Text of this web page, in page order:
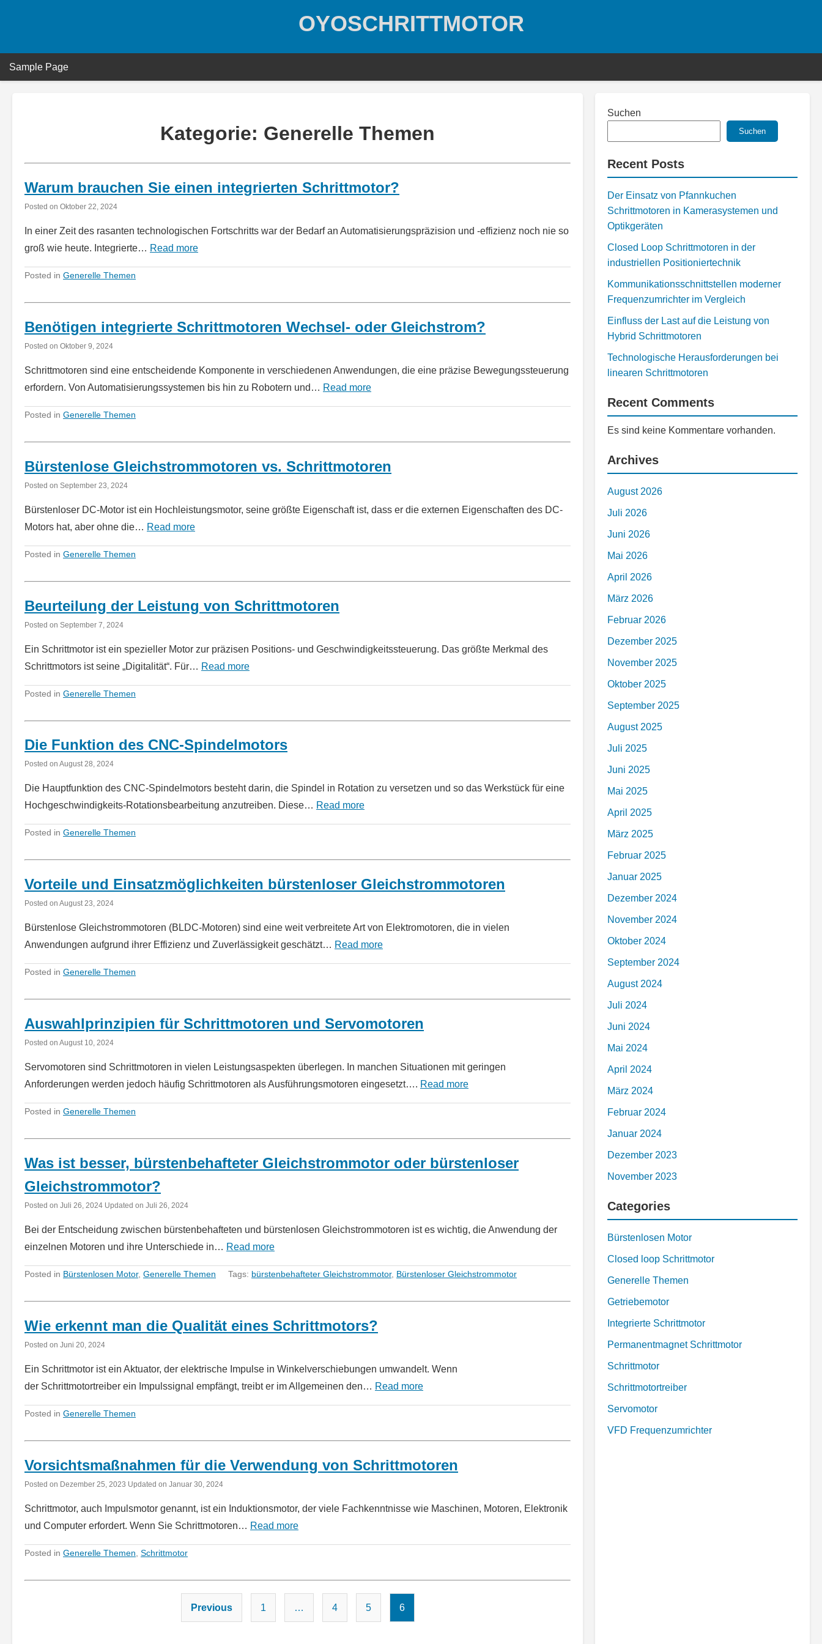
OYOSCHRITTMOTOR
Sample Page
Kategorie: Generelle Themen
Warum brauchen Sie einen integrierten Schrittmotor?
Posted on Oktober 22, 2024
In einer Zeit des rasanten technologischen Fortschritts war der Bedarf an Automatisierungspräzision und -effizienz noch nie so
groß wie heute. Integrierte… Read more
Posted in Generelle Themen
Benötigen integrierte Schrittmotoren Wechsel- oder Gleichstrom?
Posted on Oktober 9, 2024
Schrittmotoren sind eine entscheidende Komponente in verschiedenen Anwendungen, die eine präzise Bewegungssteuerung
erfordern. Von Automatisierungssystemen bis hin zu Robotern und… Read more
Posted in Generelle Themen
Bürstenlose Gleichstrommotoren vs. Schrittmotoren
Posted on September 23, 2024
Bürstenloser DC-Motor ist ein Hochleistungsmotor, seine größte Eigenschaft ist, dass er die externen Eigenschaften des DC-
Motors hat, aber ohne die… Read more
Posted in Generelle Themen
Beurteilung der Leistung von Schrittmotoren
Posted on September 7, 2024
Ein Schrittmotor ist ein spezieller Motor zur präzisen Positions- und Geschwindigkeitssteuerung. Das größte Merkmal des
Schrittmotors ist seine „Digitalität“. Für… Read more
Posted in Generelle Themen
Die Funktion des CNC-Spindelmotors
Posted on August 28, 2024
Die Hauptfunktion des CNC-Spindelmotors besteht darin, die Spindel in Rotation zu versetzen und so das Werkstück für eine
Hochgeschwindigkeits-Rotationsbearbeitung anzutreiben. ‌Diese… Read more
Posted in Generelle Themen
Vorteile und Einsatzmöglichkeiten bürstenloser Gleichstrommotoren
Posted on August 23, 2024
Bürstenlose Gleichstrommotoren (BLDC-Motoren) sind eine weit verbreitete Art von Elektromotoren, die in vielen
Anwendungen aufgrund ihrer Effizienz und Zuverlässigkeit geschätzt… Read more
Posted in Generelle Themen
Auswahlprinzipien für Schrittmotoren und Servomotoren
Posted on August 10, 2024
Servomotoren sind Schrittmotoren in vielen Leistungsaspekten überlegen. In manchen Situationen mit geringen
Anforderungen werden jedoch häufig Schrittmotoren als Ausführungsmotoren eingesetzt…. Read more
Posted in Generelle Themen
Was ist besser, bürstenbehafteter Gleichstrommotor oder bürstenloser
Gleichstrommotor?
Posted on Juli 26, 2024 Updated on Juli 26, 2024
Bei der Entscheidung zwischen bürstenbehafteten und bürstenlosen Gleichstrommotoren ist es wichtig, die Anwendung der
einzelnen Motoren und ihre Unterschiede in… Read more
Posted in Bürstenlosen Motor, Generelle Themen Tags: bürstenbehafteter Gleichstrommotor, Bürstenloser Gleichstrommotor
Wie erkennt man die Qualität eines Schrittmotors?
Posted on Juni 20, 2024
Ein Schrittmotor ist ein Aktuator, der elektrische Impulse in Winkelverschiebungen umwandelt. Wenn
der Schrittmotortreiber ein Impulssignal empfängt, treibt er im Allgemeinen den… Read more
Posted in Generelle Themen
Vorsichtsmaßnahmen für die Verwendung von Schrittmotoren
Posted on Dezember 25, 2023 Updated on Januar 30, 2024
Schrittmotor, auch Impulsmotor genannt, ist ein Induktionsmotor, der viele Fachkenntnisse wie Maschinen, Motoren, Elektronik
und Computer erfordert. Wenn Sie Schrittmotoren… Read more
Posted in Generelle Themen Schrittmotor
Seitennummerierung
der
Previous 1 … 4 5 6
Suchen
Suchen
Recent Posts
Der Einsatz von Pfannkuchen
Schrittmotoren in Kamerasystemen und
Optikgeräten
Closed Loop Schrittmotoren in der
industriellen Positioniertechnik
Kommunikationsschnittstellen moderner
Frequenzumrichter im Vergleich
Einfluss der Last auf die Leistung von
Hybrid Schrittmotoren
Technologische Herausforderungen bei
linearen Schrittmotoren
Recent Comments
Es sind keine Kommentare vorhanden.
Archives
August 2026
Juli 2026
Juni 2026
Mai 2026
April 2026
März 2026
Februar 2026
Dezember 2025
November 2025
Oktober 2025
September 2025
August 2025
Juli 2025
Juni 2025
Mai 2025
April 2025
März 2025
Februar 2025
Januar 2025
Dezember 2024
November 2024
Oktober 2024
September 2024
August 2024
Juli 2024
Juni 2024
Mai 2024
April 2024
März 2024
Februar 2024
Januar 2024
Dezember 2023
November 2023
Categories
Bürstenlosen Motor
Closed loop Schrittmotor
Generelle Themen
Getriebemotor
Integrierte Schrittmotor
Permanentmagnet Schrittmotor
Schrittmotor
Schrittmotortreiber
Servomotor
VFD Frequenzumrichter